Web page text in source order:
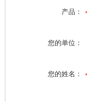
产品：
您的单位：
您的姓名：